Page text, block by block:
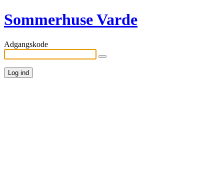
Sommerhuse Varde
Adgangskode